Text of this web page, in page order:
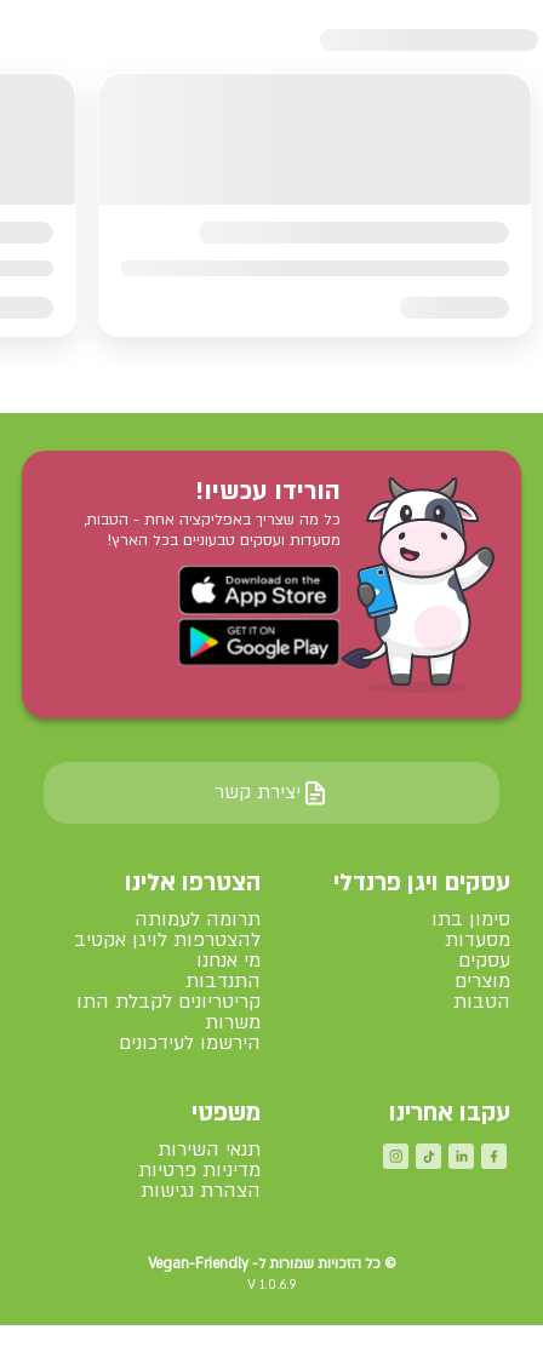
הורידו עכשיו!
כל מה שצריך באפליקציה אחת - הטבות,
מסעדות ועסקים טבעוניים בכל הארץ!
יצירת קשר
עסקים ויגן פרנדלי
סימון בתו
מסעדות
עסקים
מוצרים
הטבות
הצטרפו אלינו
תרומה לעמותה
להצטרפות לויגן אקטיב
מי אנחנו
התנדבות
קריטריונים לקבלת התו
משרות
הירשמו לעידכונים
עקבו אחרינו משפטי
תנאי השירות
מדיניות פרטיות
הצהרת נגישות
© כל הזכויות שמורות ל- Vegan-Friendly
V 1.0.6.9